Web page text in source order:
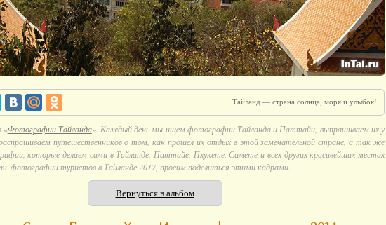
Тайланд — страна солнца, моря и улыбок!
«Фотографии Тайланда». Каждый день мы ищем фотографии Тайланда и Паттайи, выпрашиваем их у
путешественников о том, как прошел их отдых в этой замечательной стране, а так же
которые делаем сами в Тайланде, Паттайе, Пхукете, Самете и всех других красивейших местах
фотографии туристов в Тайланде 2017, просим поделиться этими кадрами.
Вернуться в альбом